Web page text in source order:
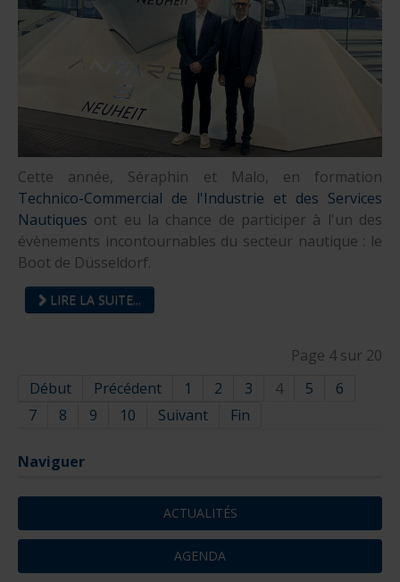
Cette année, Séraphin et Malo, en formation
Technico-Commercial de l'Industrie et des Services
Nautiques ont eu la chance de participer à l'un des
évènements incontournables du secteur nautique : le
Boot de Düsseldorf.
LIRE LA SUITE...
Page 4 sur 20
Début
Précédent 1 2 3 4 5
6
7
8 9 10 Suivant Fin
Naviguer
ACTUALITÉS
AGENDA